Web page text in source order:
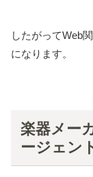
したがってWeb
になります。
楽器メー
ージェン